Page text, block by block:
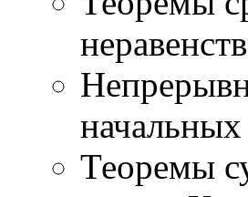
Теоремы